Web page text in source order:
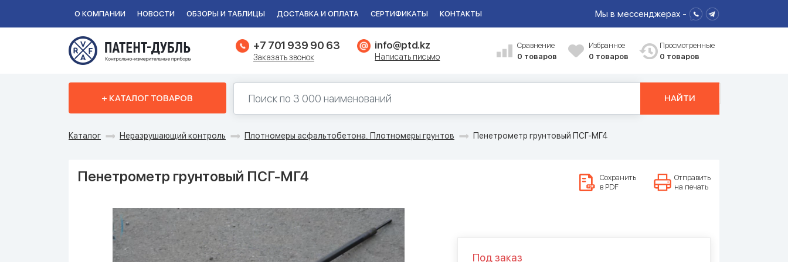
О КОМПАНИИ НОВОСТИ ОБЗОРЫ И ТАБЛИЦЫ ДОСТАВКА И ОПЛАТА СЕРТИФИКАТЫ КОНТАКТЫ Мы в мессенджерах -
+7 701 939 90 63
Заказать звонок
info@ptd.kz
Написать письмо
Сравнение
0 товаров
Избранное
0 товаров
Просмотренные
0 товаров
+ КАТАЛОГ ТОВАРОВ НАЙТИ
Каталог Неразрушающий контроль Плотномеры асфальтобетона. Плотномеры грунтов Пенетрометр грунтовый ПСГ-МГ4
Пенетрометр грунтовый ПСГ-МГ4
Сохранить
в PDF
Отправить
на печать
Под заказ